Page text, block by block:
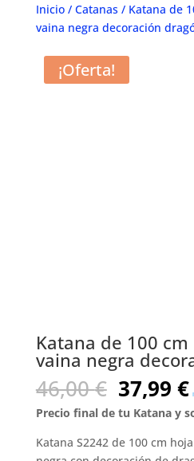
Inicio/ Catanas/ Katana de
vaina negra decoración
¡Oferta!
Katana de 100
vaina negra
46,00€ El
precio
original
era:
37,99 €
Precio final de tu Katana y
Katana S2242 de 100 cm